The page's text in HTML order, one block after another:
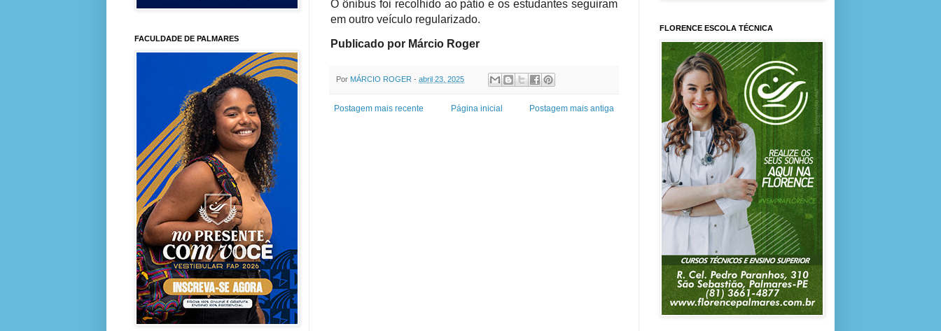
O ônibus foi recolhido ao pátio e os estudantes seguiram
em outro veículo regularizado.
Publicado por Márcio Roger
Por MÁRCIO ROGER - abril 23, 2025
Postagem mais recente Postagem mais antiga
Página inicial
FACULDADE DE PALMARES
FLORENCE ESCOLA TÉCNICA